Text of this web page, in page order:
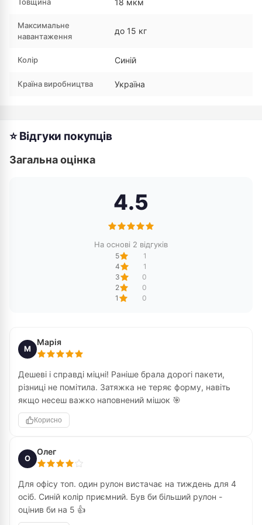
18 мкм
Максимальне
навантаження
до 15 кг
Колір Синій
Країна виробництва Україна
⭐ Відгуки покупців
Загальна оцінка
4.5
На основі 2 відгуків
5
1
4
1
3
0
2
0
1
0
М
Марія
Дешеві і справді міцні! Раніше брала дорогі пакети,
різниці не помітила. Затяжка не теряє форму, навіть
якщо несеш важко наповнений мішок 🎯
Корисно
О
Олег
Для офісу топ. один рулон вистачає на тиждень для 4
осіб. Синій колір приємний. Був би більший рулон -
оцінив би на 5 👍